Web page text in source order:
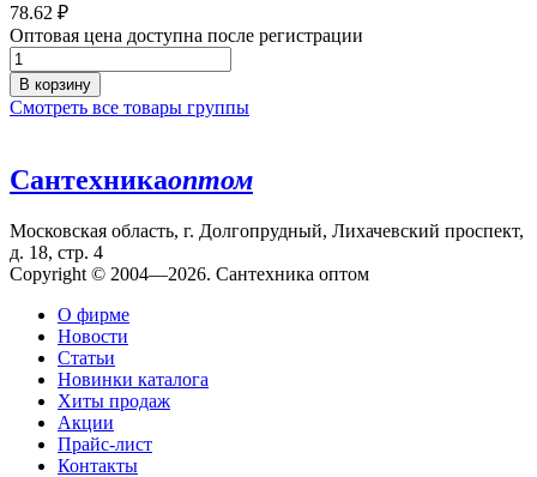
78.62 ₽
Оптовая цена доступна после регистрации
В корзину
Смотреть все товары группы
Сантехникаоптом
Московская область, г. Долгопрудный, Лихачевский проспект,
д. 18, стр. 4
Copyright © 2004—2026. Сантехника оптом
О фирме
Новости
Статьи
Новинки каталога
Хиты продаж
Акции
Прайс-лист
Контакты